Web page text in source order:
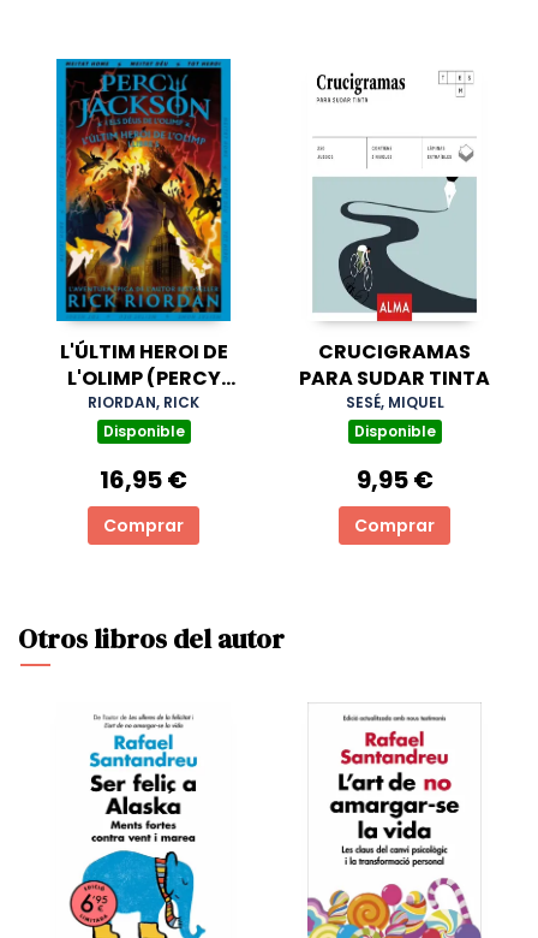
L'ÚLTIM HEROI DE
L'OLIMP (PERCY
JACKSON I ELS DÉUS
DE L'OLIMP 5)
RIORDAN, RICK
Disponible
16,95 €
Comprar
CRUCIGRAMAS
PARA SUDAR TINTA
SESÉ, MIQUEL
Disponible
9,95 €
Comprar
Otros libros del autor